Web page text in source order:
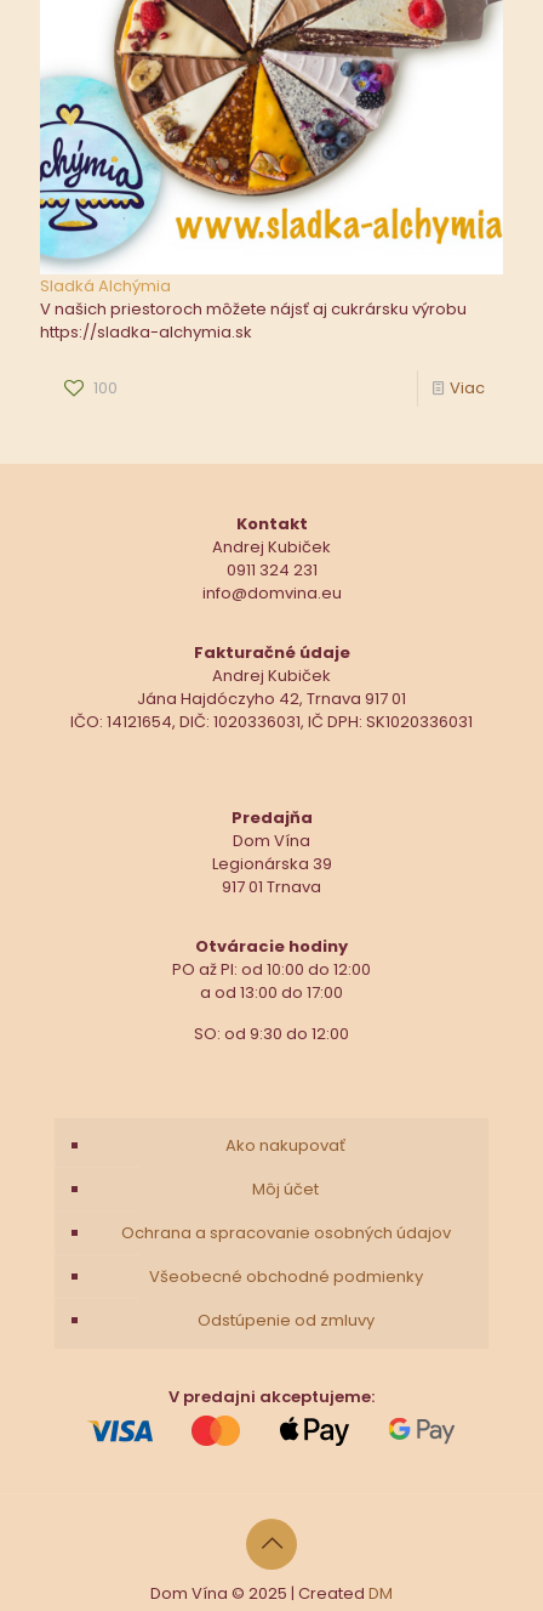
Sladká Alchýmia
V našich priestoroch môžete nájsť aj cukrársku výrobu
https://sladka-alchymia.sk
100 Viac
Kontakt
Andrej Kubiček
0911 324 231
info@domvina.eu
Fakturačné údaje
Andrej Kubiček
Jána Hajdóczyho 42, Trnava 917 01
IČO: 14121654, DIČ: 1020336031, IČ DPH: SK1020336031
Predajňa
Dom Vína
Legionárska 39
917 01 Trnava
Otváracie hodiny
PO až PI: od 10:00 do 12:00
a od 13:00 do 17:00
SO: od 9:30 do 12:00
Ako nakupovať
Môj účet
Ochrana a spracovanie osobných údajov
Všeobecné obchodné podmienky
Odstúpenie od zmluvy
V predajni akceptujeme:
Dom Vína © 2025 | Created DM